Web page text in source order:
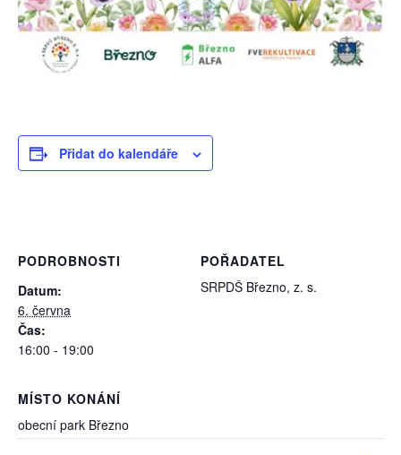
Přidat do kalendáře
PODROBNOSTI
Datum:
6. června
Čas:
16:00 - 19:00
MÍSTO KONÁNÍ
obecní park Březno
POŘADATEL
SRPDŠ Březno, z. s.